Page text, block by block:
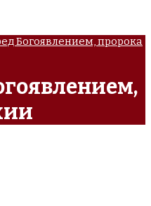
Богоявлением, пророка